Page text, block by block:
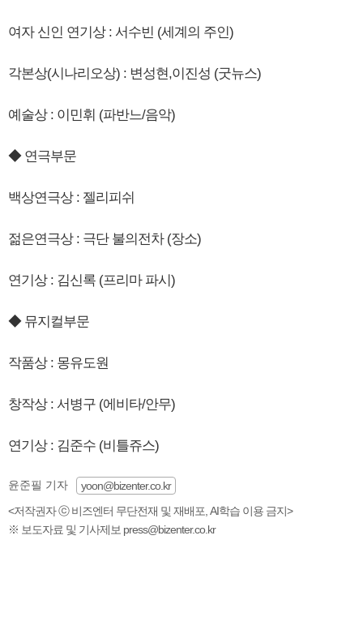
여자 신인 연기상 : 서수빈 (세계의 주인)
각본상(시나리오상) : 변성현,이진성 (굿뉴스)
예술상 : 이민휘 (파반느/음악)
◆ 연극부문
백상연극상 : 젤리피쉬
젊은연극상 : 극단 불의전차 (장소)
연기상 : 김신록 (프리마 파시)
◆ 뮤지컬부문
작품상 : 몽유도원
창작상 : 서병구 (에비타/안무)
연기상 : 김준수 (비틀쥬스)
윤준필 기자
yoon@bizenter.co.kr
<저작권자 ⓒ 비즈엔터 무단전재 및 재배포, AI학습 이용 금지>
※ 보도자료 및 기사제보 press@bizenter.co.kr